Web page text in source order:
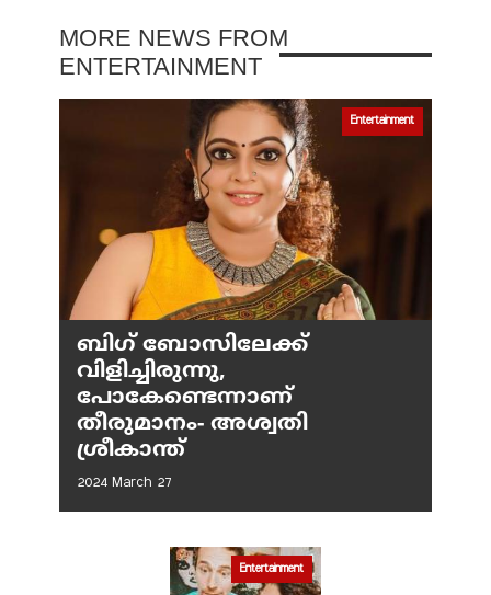
MORE NEWS FROM
ENTERTAINMENT
Entertainment
ബിഗ് ബോസിലേക്ക്
വിളിച്ചിരുന്നു,
പോകേണ്ടെന്നാണ്
തീരുമാനം- അശ്വതി
ശ്രീകാന്ത്
2024 March 27
Entertainment